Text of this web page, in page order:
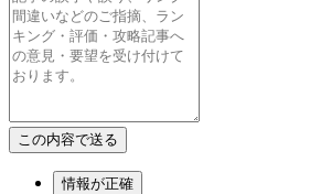
情報が正確